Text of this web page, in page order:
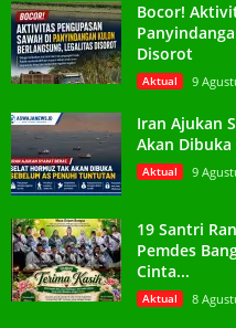
Bocor!
Disorot
Aktual 9
Iran Ajukan
Akan Dibuka
Aktual 9
19 Santri
Pemdes
Cinta...
Aktual 8